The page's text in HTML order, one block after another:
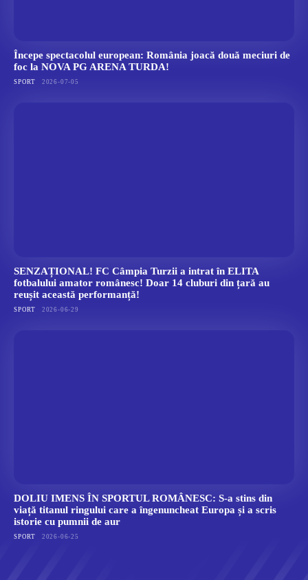
Începe spectacolul european: România joacă două meciuri de
foc la NOVA PG ARENA TURDA!
SPORT 2026-07-05
SENZAȚIONAL! FC Câmpia Turzii a intrat în ELITA
fotbalului amator românesc! Doar 14 cluburi din țară au
reușit această performanță!
SPORT 2026-06-29
DOLIU IMENS ÎN SPORTUL ROMÂNESC: S-a stins din
viață titanul ringului care a îngenuncheat Europa și a scris
istorie cu pumnii de aur
SPORT 2026-06-25